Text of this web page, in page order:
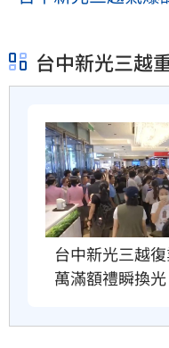
台中新光三越
台中新光三越
萬滿額禮瞬換光